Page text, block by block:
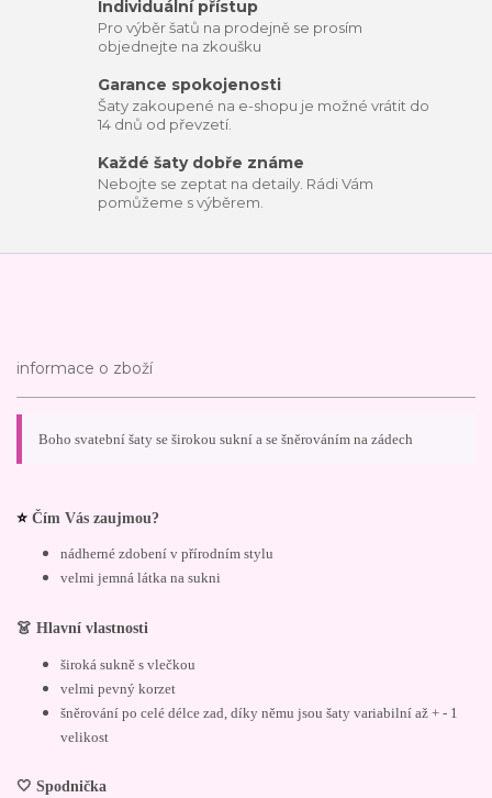
Individuální přístup
Pro výběr šatů na prodejně se prosím
objednejte na zkoušku
Garance spokojenosti
Šaty zakoupené na e-shopu je možné vrátit do
14 dnů od převzetí.
Každé šaty dobře známe
Nebojte se zeptat na detaily. Rádi Vám
pomůžeme s výběrem.
informace o zboží
Boho svatební šaty se širokou sukní a se šněrováním na zádech
⭐ Čím Vás zaujmou?
nádherné zdobení v přírodním stylu
velmi jemná látka na sukni
👗 Hlavní vlastnosti
široká sukně s vlečkou
velmi pevný korzet
šněrování po celé délce zad, díky němu jsou šaty variabilní až + - 1
velikost
🤍 Spodnička